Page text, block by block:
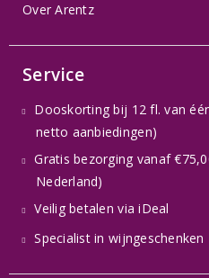
Over Arentz
Service
Dooskorting bij 12 fl. van
netto aanbiedingen)
Gratis bezorging vanaf
Nederland)
Veilig betalen via iDeal
Specialist in wijngeschenken